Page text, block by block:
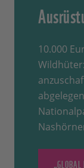
10.000